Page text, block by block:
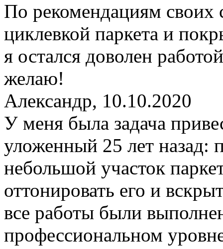
По рекомендациям своих
циклевкой паркета и
я остался доволен
желаю!
Александр, 10.10.2020
У меня была задача
уложенный 25 лет назад:
небольшой участок
оттонировать его и
все работы были
профессиональном